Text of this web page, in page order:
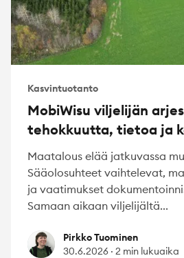
Kasvintuotanto
MobiWisu viljelijän
tehokkuutta, tietoa ja
Maatalous elää jatkuvassa
Sääolosuhteet vaihtelevat,
ja vaatimukset
Samaan aikaan viljelijältä...
Pirkko Tuominen
Pirkko Tuominen
30.6.2026 · 2 min lukuaika